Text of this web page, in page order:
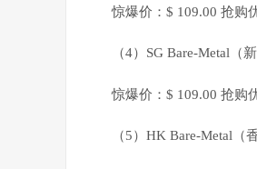
惊爆价：$ 109.00 抢购
（4）SG Bare-Metal
惊爆价：$ 109.00 抢购
（5）HK Bare-Metal